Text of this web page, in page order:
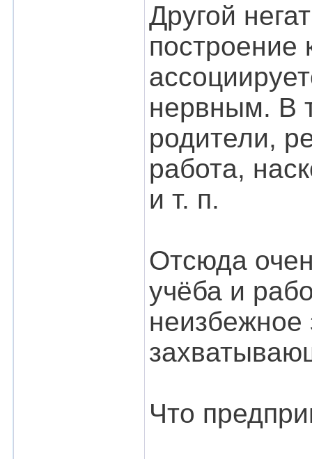
Другой
построение
нервным. В
родители,
работа,
и т. п.
Отсюда
учёба и
неизбежное
Что